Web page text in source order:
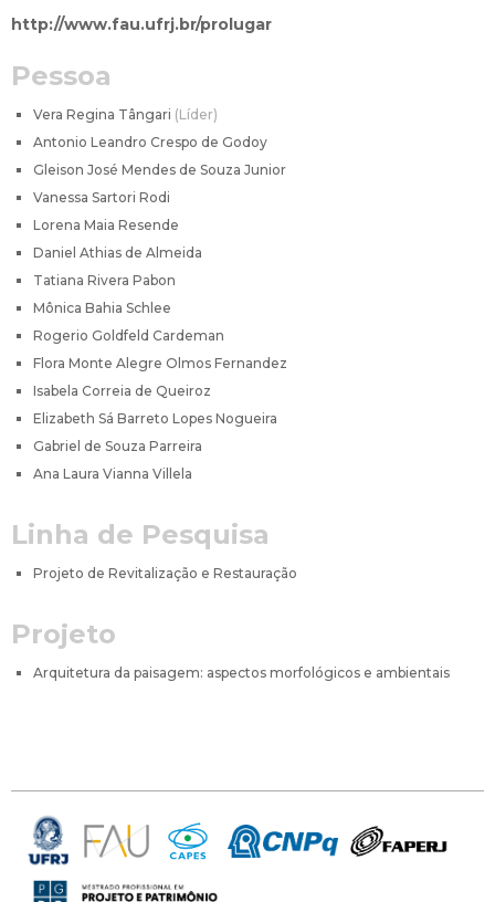
http://www.fau.ufrj.br/prolugar
Pessoa
Antonio Leandro Crespo de Godoy
Gleison José Mendes de Souza Junior
Vanessa Sartori Rodi
Lorena Maia Resende
Daniel Athias de Almeida
Tatiana Rivera Pabon
Mônica Bahia Schlee
Rogerio Goldfeld Cardeman
Flora Monte Alegre Olmos Fernandez
Isabela Correia de Queiroz
Elizabeth Sá Barreto Lopes Nogueira
Gabriel de Souza Parreira
Ana Laura Vianna Villela
Vera Regina Tângari Líder
Linha de Pesquisa
Projeto de Revitalização e Restauração
Projeto
Arquitetura da paisagem: aspectos morfológicos e ambientais